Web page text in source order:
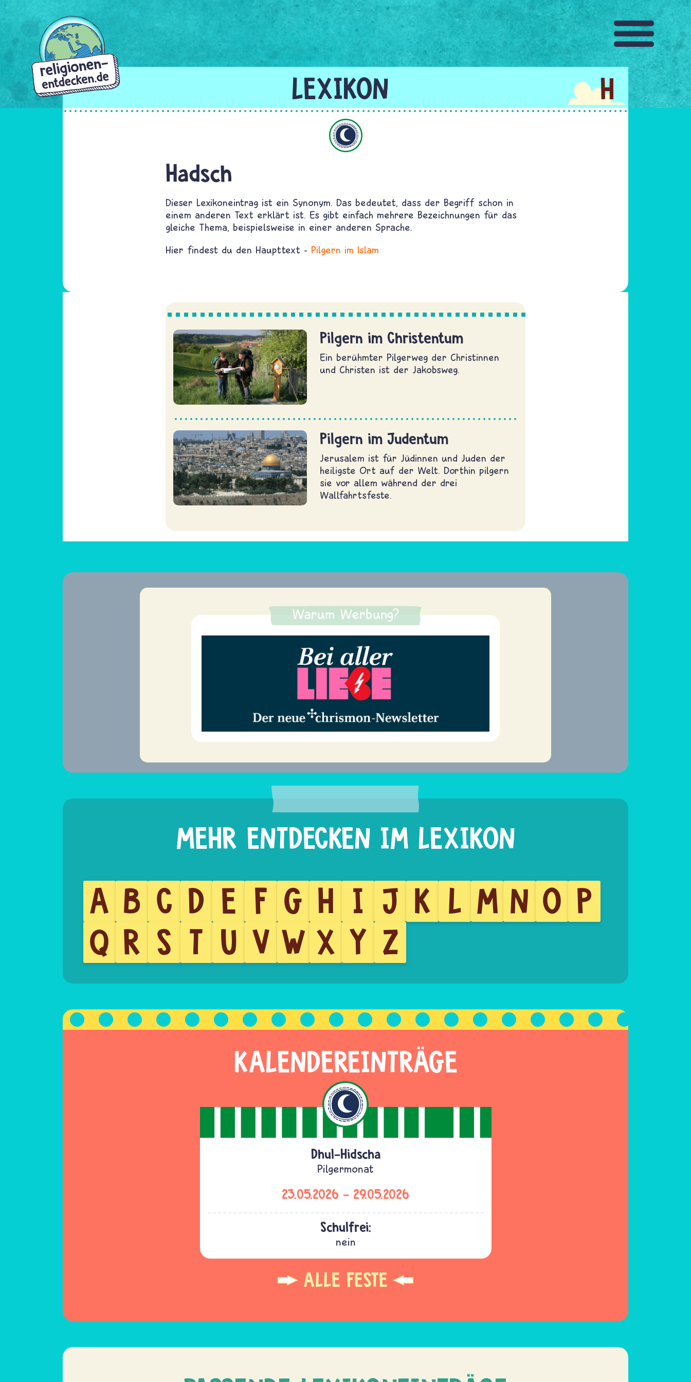
Direkt
H
Hadsch
Dieser Lexikoneintrag ist ein Synonym. Das bedeutet, dass der Begriff schon in
einem anderen Text erklärt ist. Es gibt einfach mehrere Bezeichnungen für das
gleiche Thema, beispielsweise in einer anderen Sprache.
Hier findest du den Haupttext - Pilgern im Islam
Pilgern im Christentum
Ein berühmter Pilgerweg der Christinnen
und Christen ist der Jakobsweg.
Pilgern im Judentum
Jerusalem ist für Jüdinnen und Juden der
heiligste Ort auf der Welt. Dorthin pilgern
sie vor allem während der drei
Wallfahrtsfeste.
Warum Werbung?
A B C D E F G H I J K L M N O P
Q R S T U V W X Y Z
KALENDEREINTRÄGE
Dhul-Hidscha
Pilgermonat
23.05.2026 - 29.05.2026
Schulfrei:
nein
ALLE FESTE